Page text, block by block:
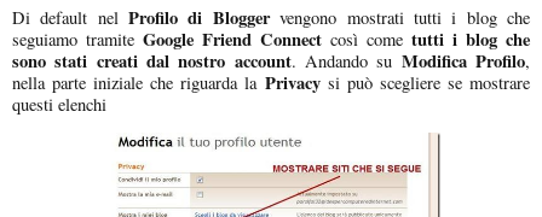
Di default nelProfilo di Bloggervengono mostrati tutti i blog che
seguiamo tramite Google Friend Connect così come tutti i blog che
sono stati creati dal nostro account. Andando su Modifica Profilo,
nella parte iniziale che riguarda la Privacysi può scegliere se mostrare
questi elenchi